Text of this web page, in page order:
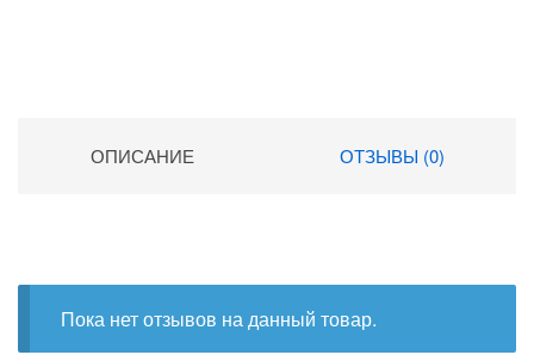
ОПИСАНИЕ ОТЗЫВЫ (0)
Пока нет отзывов на данный товар.